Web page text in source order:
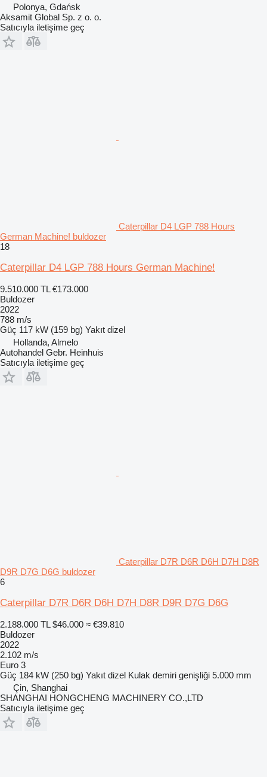
Polonya, Gdańsk
Aksamit Global Sp. z o. o.
Satıcıyla iletişime geç
Caterpillar D4 LGP 788 Hours
German Machine! buldozer
18
Caterpillar D4 LGP 788 Hours German Machine!
9.510.000 TL €173.000
Buldozer
2022
788 m/s
Güç 117 kW (159 bg) Yakıt dizel
Hollanda, Almelo
Autohandel Gebr. Heinhuis
Satıcıyla iletişime geç
Caterpillar D7R D6R D6H D7H D8R
D9R D7G D6G buldozer
6
Caterpillar D7R D6R D6H D7H D8R D9R D7G D6G
2.188.000 TL $46.000 ≈ €39.810
Buldozer
2022
2.102 m/s
Euro 3
Güç 184 kW (250 bg) Yakıt dizel Kulak demiri genişliği 5.000 mm
Çin, Shanghai
SHANGHAI HONGCHENG MACHINERY CO.,LTD
Satıcıyla iletişime geç